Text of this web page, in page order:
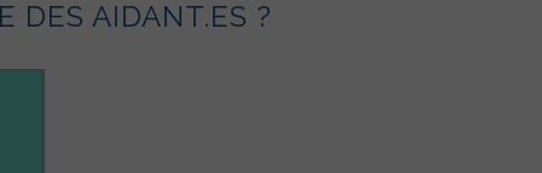
DES AIDANT.ES ?